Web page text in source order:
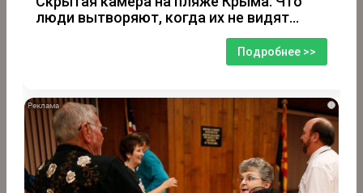
люди вытворяют, когда их не видят...
Подробнее >>
i